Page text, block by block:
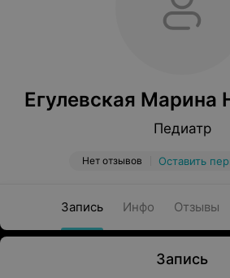
Егулевская Марина
Педиатр
Нет отзывов Оставить
Запись Инфо Отзывы
Запись